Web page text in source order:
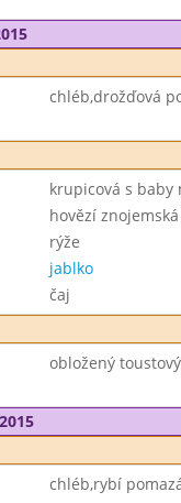
chléb,drožďová
krupicová s baby
hovězí
rýže
jablko
čaj
obložený
chléb,rybí